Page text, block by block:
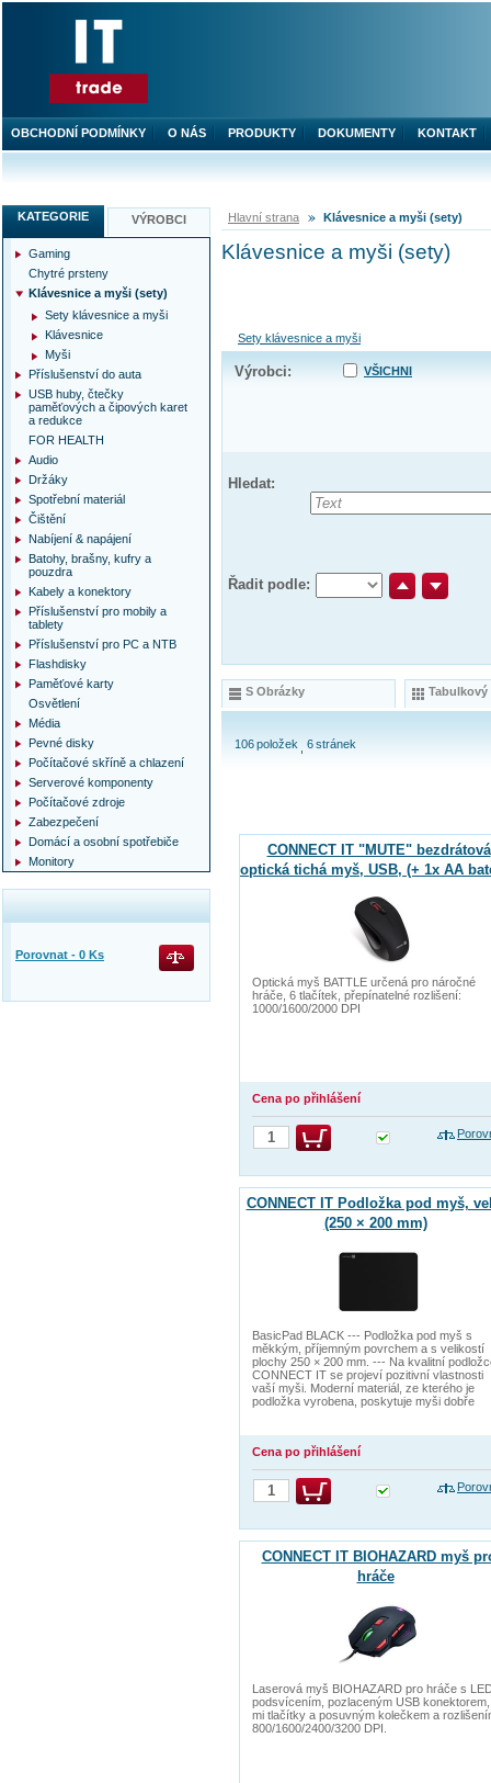
Hlavní strana Klávesnice a myši (sety)
Klávesnice a myši (sety)
Sety klávesnice a myši
Výrobci: VŠICHNI
Hledat:
Řadit podle:
S Obrázky Tabulkový
106položek 6stránek
CONNECT IT "MUTE" bezdrátová
optická tichá myš, USB, (+ 1x AA
Optická myš BATTLE určená pro náročné
hráče, 6 tlačítek, přepínatelné rozlišení:
1000/1600/2000 DPI
Cena po přihlášení
CONNECT IT Podložka pod myš,
(250 × 200 mm)
BasicPad BLACK --- Podložka pod myš s
měkkým, příjemným povrchem a s velikostí
plochy 250 × 200 mm. --- Na kvalitní
CONNECT IT se projeví pozitivní vlastnosti
vaší myši. Moderní materiál, ze kterého je
podložka vyrobena, poskytuje myši dobře
Cena po přihlášení
CONNECT IT BIOHAZARD myš
hráče
Laserová myš BIOHAZARD pro hráče s
podsvícením, pozlaceným USB
mi tlačítky a posuvným kolečkem a
800/1600/2400/3200 DPI.
KATEGORIE VÝROBCI
Gaming
Chytré prsteny
Klávesnice a myši (sety)
Sety klávesnice a myši
Klávesnice
Myši
Příslušenství do auta
USB huby, čtečky
paměťových a čipových karet
a redukce
FOR HEALTH
Audio
Držáky
Spotřební materiál
Čištění
Nabíjení & napájení
Batohy, brašny, kufry a
pouzdra
Kabely a konektory
Příslušenství pro mobily a
tablety
Příslušenství pro PC a NTB
Flashdisky
Paměťové karty
Osvětlení
Média
Pevné disky
Počítačové skříně a chlazení
Serverové komponenty
Počítačové zdroje
Zabezpečení
Domácí a osobní spotřebiče
Monitory
Porovnat - 0 Ks
OBCHODNÍ PODMÍNKY O NÁS PRODUKTY DOKUMENTY KONTAKT